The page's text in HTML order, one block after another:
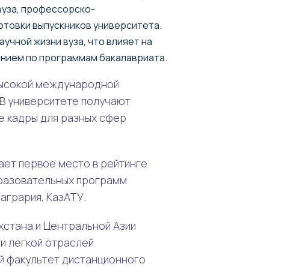
профессорско-
выпускников университета.
жизни вуза, что влияет на
по программам бакалавриата.
международной
университете получают
кадры для разных сфер
первое место в рейтинге
программ
КазАТУ.
и Центральной Азии
легкой отраслей
дистанционного